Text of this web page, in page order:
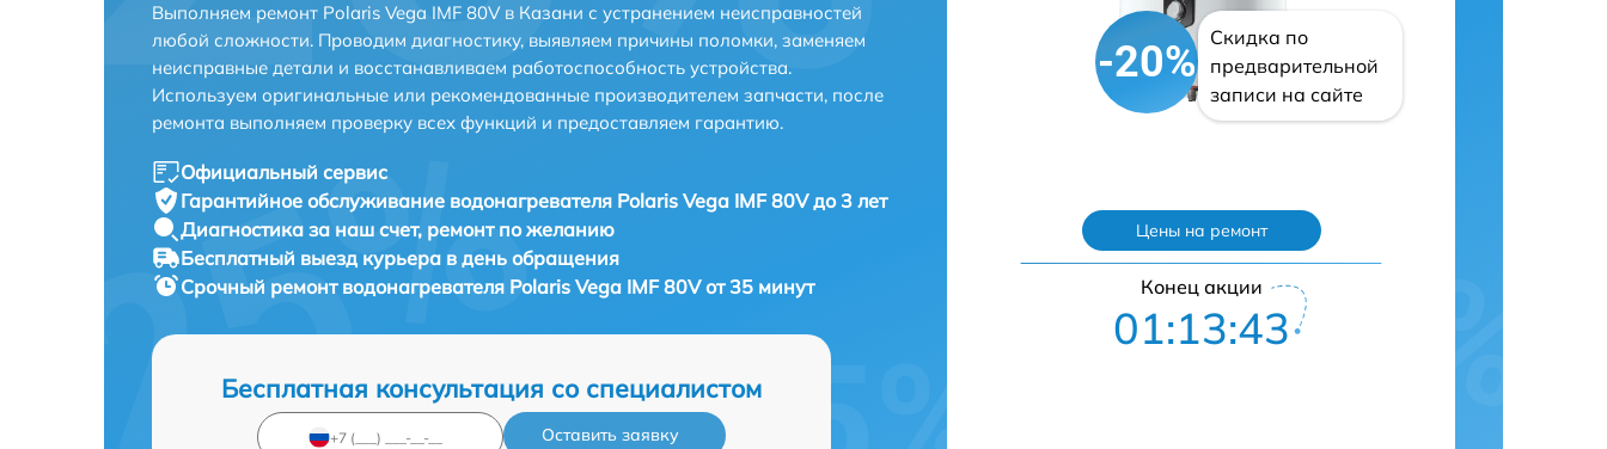
Выполняем ремонт Polaris Vega IMF 80V в Казани с устранением неисправностей
любой сложности. Проводим диагностику, выявляем причины поломки, заменяем
неисправные детали и восстанавливаем работоспособность устройства.
Используем оригинальные или рекомендованные производителем запчасти, после
ремонта выполняем проверку всех функций и предоставляем гарантию.
Официальный сервис
Гарантийное обслуживание водонагревателя Polaris Vega IMF 80V до 3 лет
Диагностика за наш счет, ремонт по желанию
Бесплатный выезд курьера в день обращения
Срочный ремонт водонагревателя Polaris Vega IMF 80V от 35 минут
Бесплатная консультация со специалистом
Оставить заявку
-20%
Скидка по
предварительной
записи на сайте
Цены на ремонт
Конец акции
01:13:42